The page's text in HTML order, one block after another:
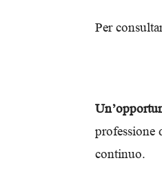
Per
professione
continuo.